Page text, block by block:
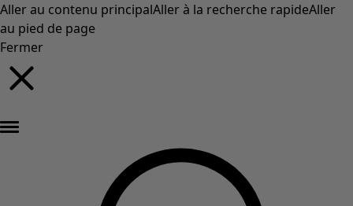
Aller au contenu principalAller à la recherche rapideAller
au pied de page
Fermer